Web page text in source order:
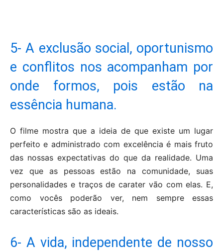
5- A exclusão social, oportunismo
e conflitos nos acompanham por
onde formos, pois estão na
essência humana.
O filme mostra que a ideia de que existe um lugar
perfeito e administrado com excelência é mais fruto
das nossas expectativas do que da realidade. Uma
vez que as pessoas estão na comunidade, suas
personalidades e traços de carater vão com elas. E,
como vocês poderão ver, nem sempre essas
características são as ideais.
6- A vida, independente de nosso